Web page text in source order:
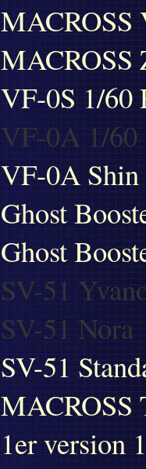
MACROSS
MACROSS
VF-0S 1/60
VF-0A 1/60
VF-0A Shin
Ghost
Ghost
SV-51
SV-51 Nora
SV-51
1er version